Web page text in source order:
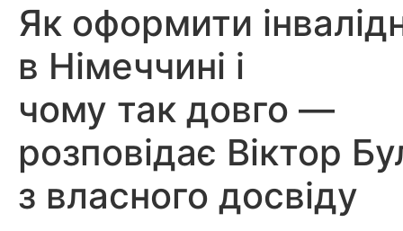
Як оформити
в Німеччині і
чому так довго —
розповідає Віктор
з власного досвіду